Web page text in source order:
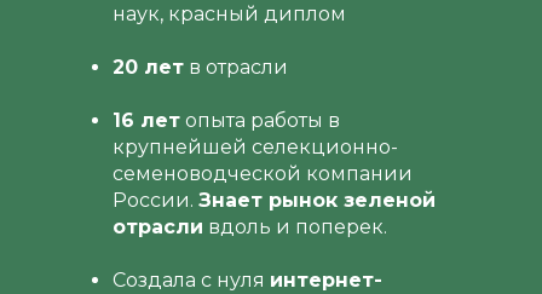
наук, красный диплом
20 лет в отрасли
16 лет опыта работы в
крупнейшей селекционно-
семеноводческой компании
России. Знает рынок зеленой
отрасли вдоль и поперек.
Создала с нуля интернет-